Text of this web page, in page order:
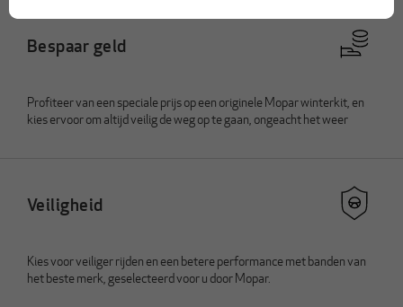
Bespaar geld
Profiteer van een speciale prijs op een originele Mopar winterkit, en
kies ervoor om altijd veilig de weg op te gaan, ongeacht het weer
Veiligheid
Kies voor veiliger rijden en een betere performance met banden van
het beste merk, geselecteerd voor u door Mopar.